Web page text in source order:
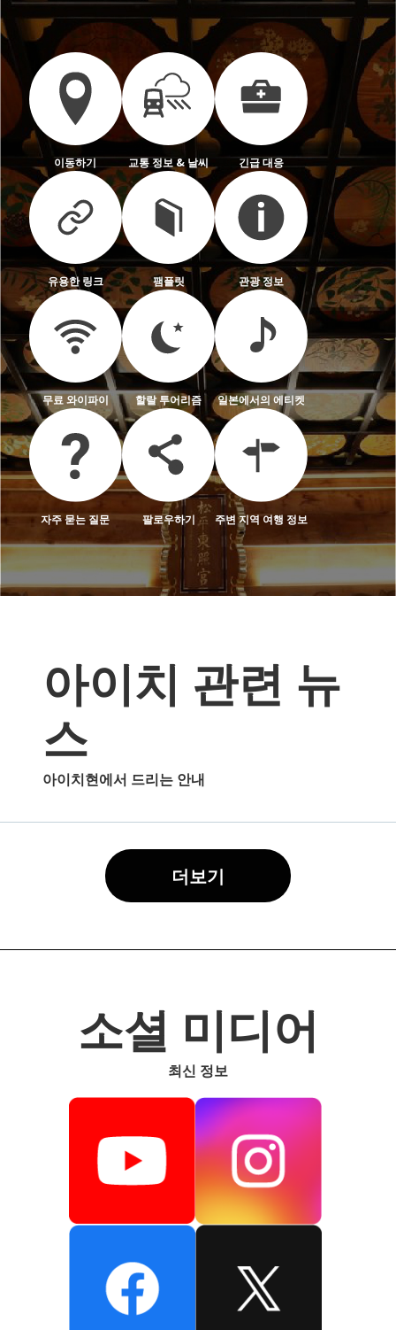
이동하기 교통 정보 & 날씨 긴급 대응
유용한 링크 팸플릿 관광 정보
무료 와이파이 할랄 투어리즘 일본에서의 에티켓
자주 묻는 질문 팔로우하기 주변 지역 여행 정보
아이치 관련 뉴
스
아이치현에서 드리는 안내
더보기
소셜 미디어
최신 정보